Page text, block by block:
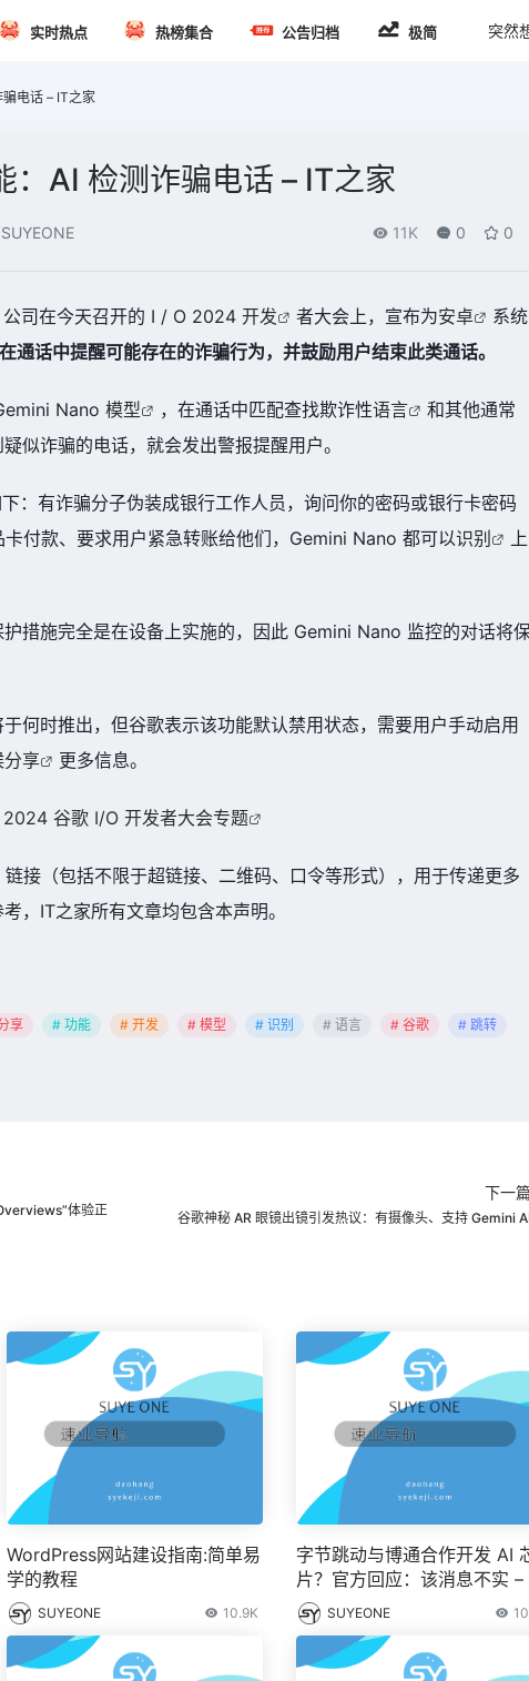
实时热点 热榜集合 公告归档 极简 突然
电话 – IT之家
：AI 检测诈骗电话 – IT之家
SUYEONE 11K 0 0
公司在今天召开的 I / O 2024 开发 者大会上，宣布为安卓
系统
在通话中提醒可能存在的诈骗行为，并鼓励用户结束此类通话。
Nano 模型 ，在通话中匹配查找欺诈性语言
和其他通常
似诈骗的电话，就会发出警报提醒用户。
：有诈骗分子伪装成银行工作人员，询问你的密码或银行卡密码
付款、要求用户紧急转账给他们，Gemini Nano 都可以识别
上
措施完全是在设备上实施的，因此 Gemini Nano 监控的对话将
何时推出，但谷歌表示该功能默认禁用状态，需要用户手动启用
分享 更多信息。
2024 谷歌 I/O 开发者大会专题
链接（包括不限于超链接、二维码、口令等形式），用于传递更多
，IT之家所有文章均包含本声明。
享 # 功能 # 开发 # 模型 # 识别 # 语言 # 谷歌 # 跳转
体验正
下一篇
谷歌神秘 AR 眼镜出镜引发热议：有摄像头、支持 Gemini
WordPress网站建设指南:简单易
学的教程
SUYEONE 10.9K
字节跳动与博通合作开发 AI
片？官方回应：该消息不实 –
之家SUYEONE